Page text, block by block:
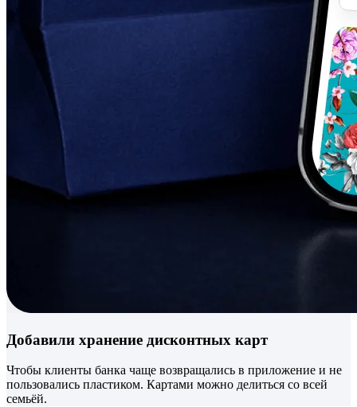
Добавили хранение дисконтных карт
Чтобы клиенты банка чаще возвращались в приложение и не
пользовались пластиком. Картами можно делиться со всей
семьёй.